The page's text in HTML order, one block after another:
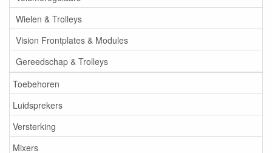
Wielen & Trolleys
Vision Frontplates & Modules
Gereedschap & Trolleys
Toebehoren
Luidsprekers
Versterking
Mixers